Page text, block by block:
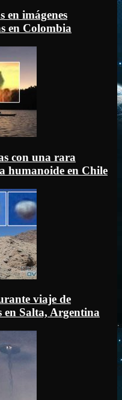
en imágenes
en Colombia
con una rara
humanoide en Chile
viaje de
en Salta, Argentina